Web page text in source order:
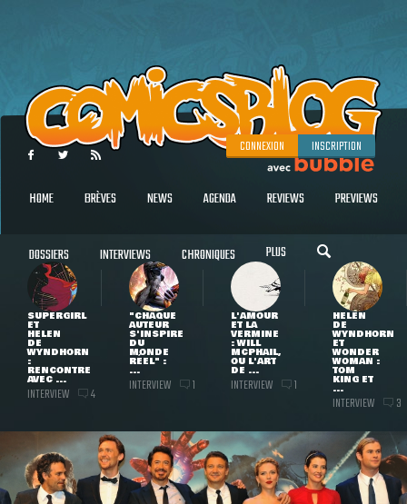
CONNEXION INSCRIPTION
HOME BRÈVES NEWS AGENDA REVIEWS PREVIEWS
DOSSIERS INTERVIEWS CHRONIQUES PLUS
SUPERGIRL
ET
HELEN
DE
WYNDHORN
:
RENCONTRE
AVEC ...
INTERVIEW 4
"CHAQUE
AUTEUR
S'INSPIRE
DU
MONDE
RÉEL" :
...
INTERVIEW 1
L'AMOUR
ET LA
VERMINE
: WILL
MCPHAIL,
OU L'ART
DE ...
INTERVIEW 1
HELEN
DE
WYNDHORN
ET
WONDER
WOMAN :
TOM
KING ET
...
INTERVIEW 3